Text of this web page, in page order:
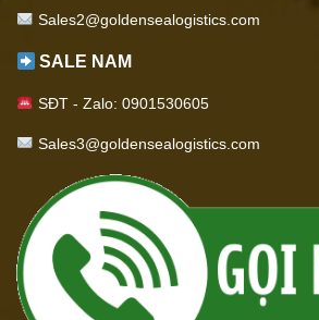
Sales2@goldensealogistics.com
SALE NAM
SĐT - Zalo: 0901530605
Sales3@goldensealogistics.com